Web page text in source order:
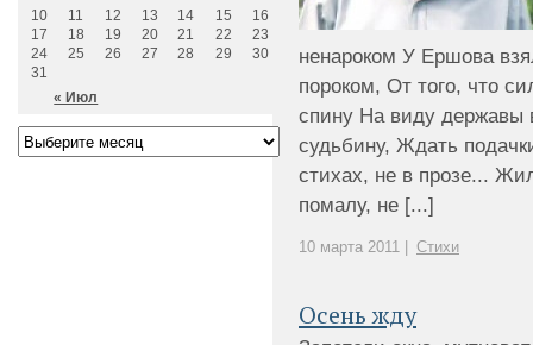
ненароком У Ершова
пороком, От того, что
спину На виду державы
судьбину, Ждать
стихах, не в прозе...
помалу, не [...]
10 марта 2011 | Стихи
Осень жду
« Июл
10
11 12 13 14 15
16
17
18 19 20 21 22
23
24
25 26 27 28 29
30
31